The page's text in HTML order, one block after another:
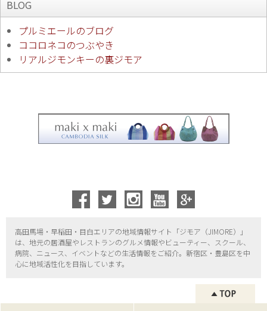
BLOG
プルミエールのブログ
ココロネコのつぶやき
リアルジモンキーの裏ジモア
高田馬場・早稲田・目白エリアの地域情報サイト「ジモア（JIMORE）」
は、地元の居酒屋やレストランのグルメ情報やビューティー、
スクール、
病院、ニュース、イベントなどの生活情報をご紹介。新宿区・ 豊島区を中
心に地域活性化を目指しています。